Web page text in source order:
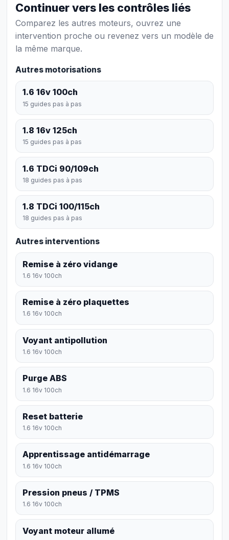
Continuer vers les contrôles liés
Comparez les autres moteurs, ouvrez une
intervention proche ou revenez vers un modèle de
la même marque.
Autres motorisations
1.6 16v 100ch
15 guides pas à pas
1.8 16v 125ch
15 guides pas à pas
1.6 TDCi 90/109ch
18 guides pas à pas
1.8 TDCi 100/115ch
18 guides pas à pas
Autres interventions
Remise à zéro vidange
1.6 16v 100ch
Remise à zéro plaquettes
1.6 16v 100ch
Voyant antipollution
1.6 16v 100ch
Purge ABS
1.6 16v 100ch
Reset batterie
1.6 16v 100ch
Apprentissage antidémarrage
1.6 16v 100ch
Pression pneus / TPMS
1.6 16v 100ch
Voyant moteur allumé